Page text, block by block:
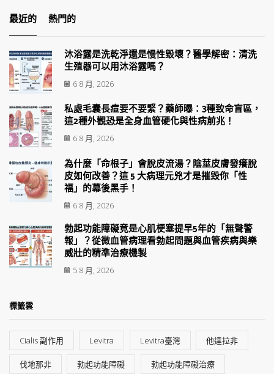
最近的 熱門的
沐浴露是洗乾淨還是慢性毀壞？醫學解密：清洗
生殖器可以用沐浴露嗎？
6 8 月, 2026
私處毛囊長痘要不要緊？藥師曝：3種致命盲區，
這2種外觀恐是全身血管硬化與性病前兆！
6 8 月, 2026
為什麼「命根子」會脫皮流湯？陰莖皮膚發癢脫
皮如何改善？這 5 大病理元兇才是摧毀你「性
福」的幕後黑手！
6 8 月, 2026
勃起功能障礙竟是心肌梗塞提早5年的「無聲警
報」？從微血管病理看勃起問題與血管疾病與樂
威壯的精準治療機製
5 8 月, 2026
標籤雲
Cialis 副作用 Levitra Levitra臺灣 他達拉非
伐地那非 勃起功能障礙 勃起功能障礙治療